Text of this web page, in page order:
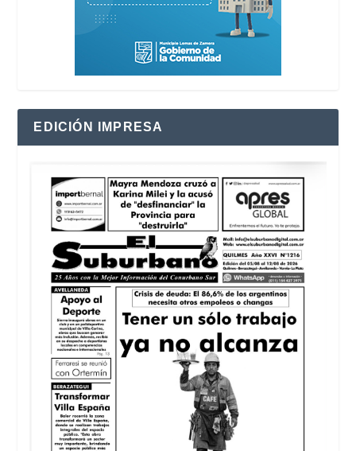
EDICIÓN IMPRESA